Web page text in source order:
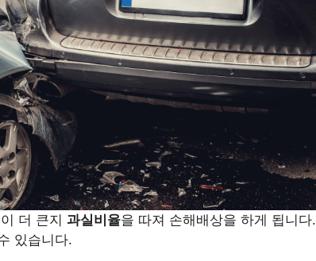
더 큰지 과실비율을 따져 손해배상을 하게 됩니다.
있습니다.